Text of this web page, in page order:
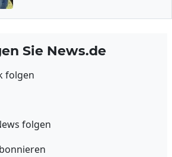
Sie News.de
folgen
folgen